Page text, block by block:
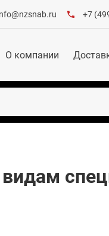
+7
О компании